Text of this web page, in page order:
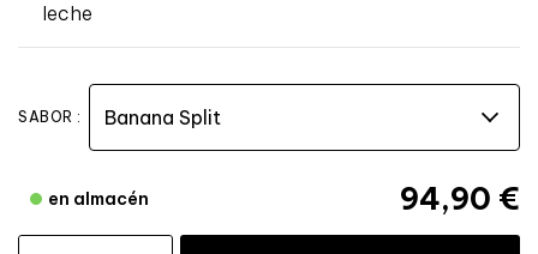
leche
SABOR :
94,90 €
en almacén